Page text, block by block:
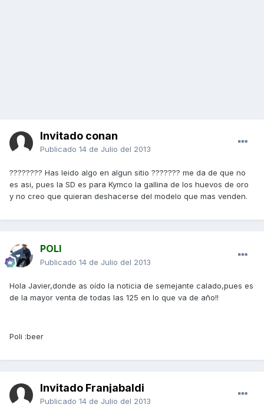
Invitado conan
Publicado 14 de Julio del 2013
???????? Has leido algo en algun sitio ??????? me da de que no
es asi, pues la SD es para Kymco la gallina de los huevos de oro
y no creo que quieran deshacerse del modelo que mas venden.
POLI
Publicado 14 de Julio del 2013
Hola Javier,donde as oído la noticia de semejante calado,pues es
de la mayor venta de todas las 125 en lo que va de año!!
Poli :beer
Invitado Franjabaldi
Publicado 14 de Julio del 2013